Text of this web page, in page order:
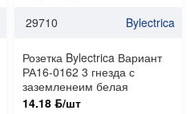
29710 Bylectrica
Розетка Bylectrica Вариант
РА16-0162 3 гнезда с
заземленеим белая
14.18 ƃ/шт